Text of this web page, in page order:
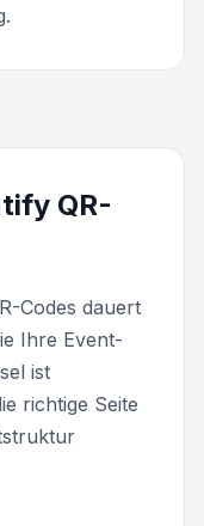
QR-
Codes dauert
Ihre Event-
ist
richtige Seite